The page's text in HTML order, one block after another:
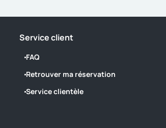
Service client
FAQ
Retrouver ma réservation
Service clientèle